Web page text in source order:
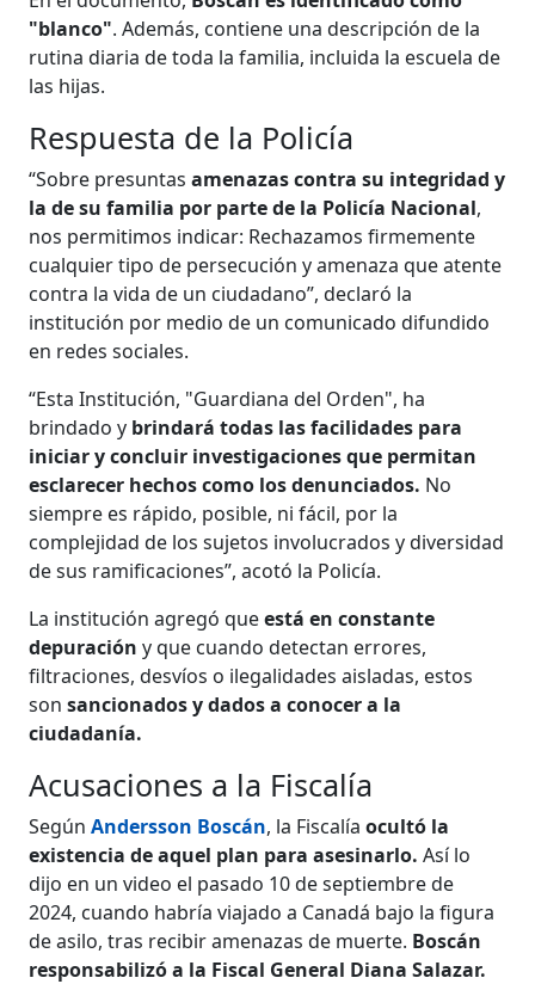
"blanco". Además, contiene una descripción de la
rutina diaria de toda la familia, incluida la escuela de
las hijas.
Respuesta de la Policía
“Sobre presuntasamenazas contra su integridad y
la de su familia por parte de la Policía Nacional,
nos permitimos indicar: Rechazamos firmemente
cualquier tipo de persecución y amenaza que atente
contra la vida de un ciudadano”, declaró la
institución por medio de un comunicado difundido
en redes sociales.
“Esta Institución, "Guardiana del Orden", ha
brindado y brindará todas las facilidades para
iniciar y concluir investigaciones que permitan
esclarecer hechos como los denunciados. No
siempre es rápido, posible, ni fácil, por la
complejidad de los sujetos involucrados y diversidad
de sus ramificaciones”, acotó la Policía.
La institución agregó queestá en constante
depuración y que cuando detectan errores,
filtraciones, desvíos o ilegalidades aisladas, estos
sonsancionados y dados a conocer a la
ciudadanía.
Acusaciones a la Fiscalía
SegúnAndersson Boscán, la Fiscalíaocultó la
existencia de aquel plan para asesinarlo. Así lo
dijo en un video el pasado 10 de septiembre de
2024, cuando habría viajado a Canadá bajo la figura
de asilo, tras recibir amenazas de muerte. Boscán
responsabilizó a la Fiscal General Diana Salazar.